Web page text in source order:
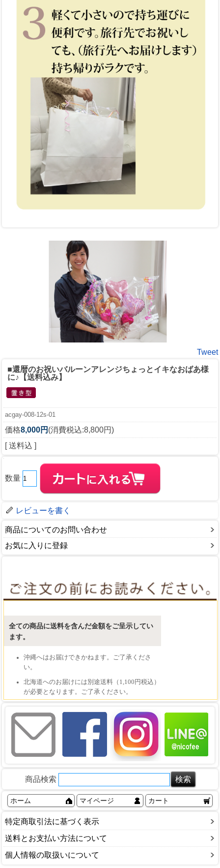
Tweet
■還暦のお祝いバルーンアレンジちょっとイキなおばあ様
に♪【送料込み】
acgay-008-12s-01
価格8,000円 (消費税込:8,800円)
[ 送料込 ]
数量
レビューを書く
商品についてのお問い合わせ
お気に入りに登録
商品検索
ホーム マイページ カート
特定商取引法に基づく表示
送料とお支払い方法について
個人情報の取扱いについて